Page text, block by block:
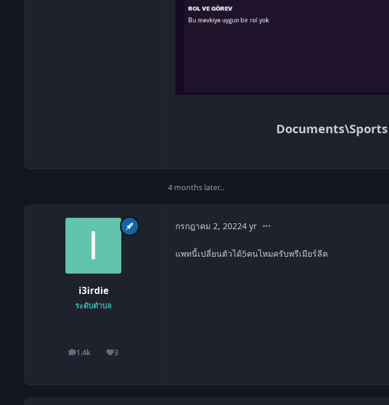
4 months later...
i3irdie
ระดับตำบล
1.4k
โพสต์ 3
ชื่อเสียง
กรกฎาคม 2, 20224 yrcomment_1539262
แพทนี้เปลี่ยนตัวได้5คนไหมครับพรีเมียร์ลีค